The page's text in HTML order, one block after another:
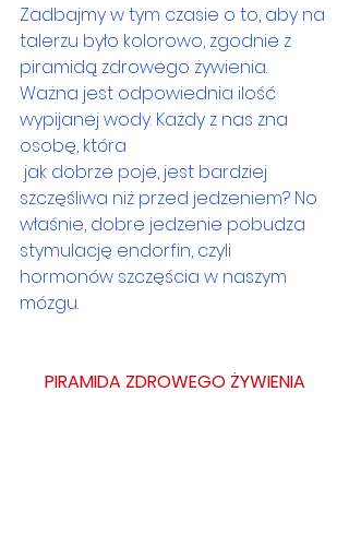
Zadbajmy w tym czasie o to, aby na
talerzu było kolorowo, zgodnie z
piramidą zdrowego żywienia.
Ważna jest odpowiednia ilość
wypijanej wody. Każdy z nas zna
osobę, która
szczęśliwa niż przed jedzeniem? No
właśnie, dobre jedzenie pobudza
stymulację endorfin, czyli
hormonów szczęścia w naszym
mózgu.
PIRAMIDA ZDROWEGO ŻYWIENIA